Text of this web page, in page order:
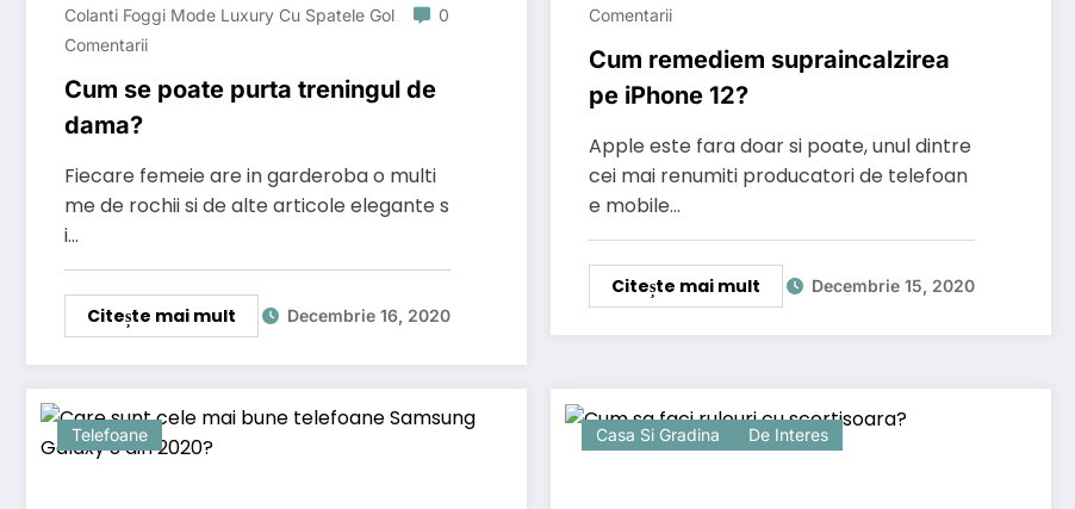
Colanti Foggi Mode Luxury Cu Spatele Gol
0
Comentarii
Cum se poate purta treningul de
dama?
Fiecare femeie are in garderoba o multi
me de rochii si de alte articole elegante s
i…
Citește mai mult Decembrie 16, 2020
Comentarii
Cum remediem supraincalzirea
pe iPhone 12?
Apple este fara doar si poate, unul dintre
cei mai renumiti producatori de telefoan
e mobile…
Citește mai mult Decembrie 15, 2020
Telefoane Casa Si Gradina De Interes